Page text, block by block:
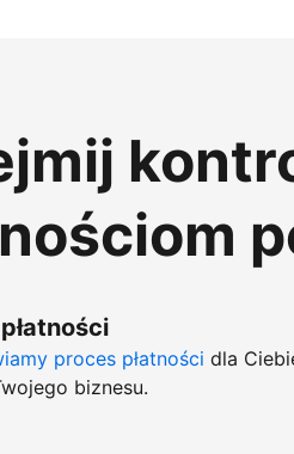
proces płatności dla
biznesu.